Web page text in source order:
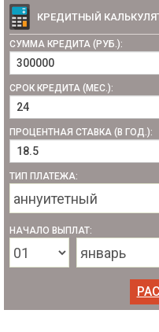
КРЕДИТНЫЙ
СУММА КРЕДИТА (РУБ.):
СРОК КРЕДИТА (МЕС.):
ПРОЦЕНТНАЯ СТАВКА (В ГОД.):
ТИП ПЛАТЕЖА:
НАЧАЛО ВЫПЛАТ: